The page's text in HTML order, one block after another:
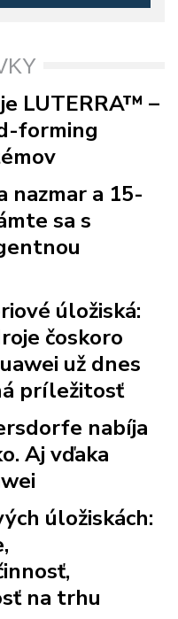
LUTERRA™ –
forming
a 15-
sa s
úložiská:
čoskoro
už dnes
príležitosť
nabíja
Aj vďaka
úložiskách:
na trhu